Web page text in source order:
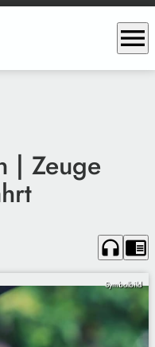
menu
| Zeuge
headphones chrome_reader_mode
Symbolbild